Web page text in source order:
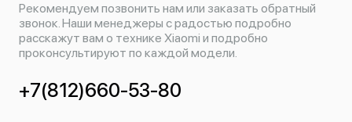
Рекомендуем позвонить нам или заказать обратный
звонок. Наши менеджеры с радостью подробно
расскажут вам о технике Xiaomi и подробно
проконсультируют по каждой модели.
+7(812)660-53-80